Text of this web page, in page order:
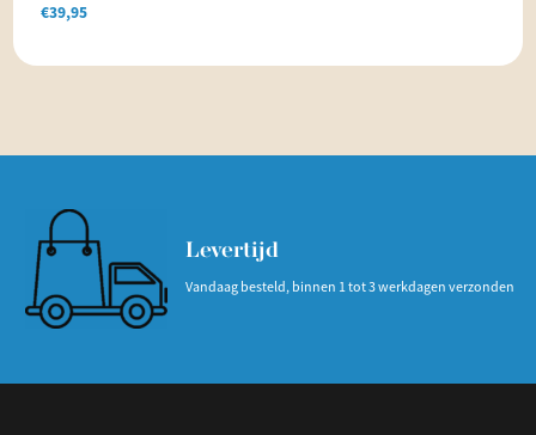
€39,95
Levertijd
Vandaag besteld, binnen 1 tot 3 werkdagen verzonden